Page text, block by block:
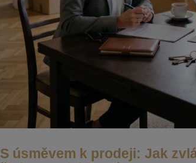
S úsměvem k prodeji: Jak